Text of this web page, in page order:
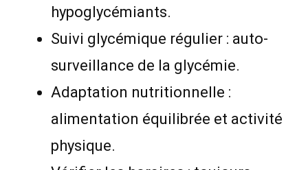
hypoglycémiants.
Suivi glycémique régulier : auto-
surveillance de la glycémie.
Adaptation nutritionnelle :
alimentation équilibrée et activité
physique.